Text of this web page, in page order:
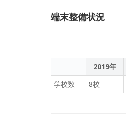
端末整備状況
2019年
学校数
8校